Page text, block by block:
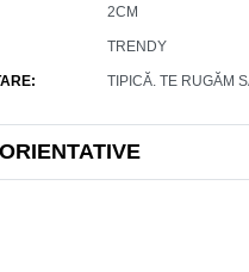
2CM
TRENDY
TIPICĂ. TE RUGĂM